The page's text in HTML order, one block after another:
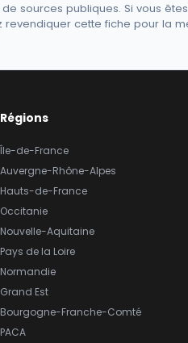
sources publiques. Si vous
cette fiche pour la
Régions
Île-de-France
Auvergne-Rhône-Alpes
Hauts-de-France
Occitanie
Nouvelle-Aquitaine
Pays de la Loire
Normandie
Grand Est
Bourgogne-Franche-Comté
PACA